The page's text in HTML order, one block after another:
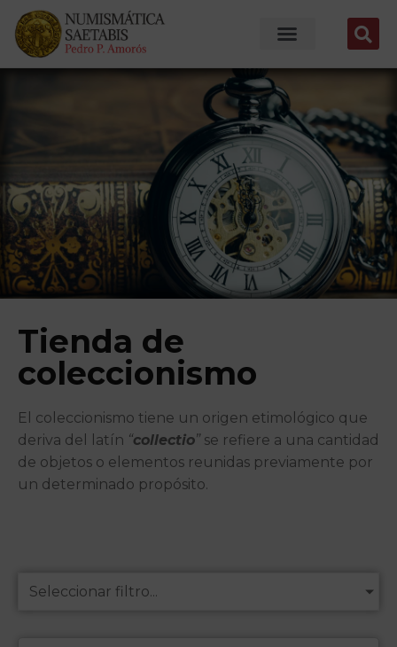
Tienda de
coleccionismo
El coleccionismo tiene un origen etimológico que
deriva del latín “collectio” se refiere a una cantidad
de objetos o elementos reunidas previamente por
un determinado propósito.
Seleccionar filtro...